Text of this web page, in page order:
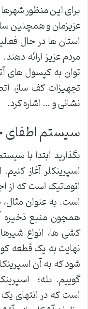
برای این منظور
عزیزمان و همچنین
استان ها در حال
مردم عزیز ارائه
توان به کپسول های
تجهیزات کف ساز،
نشانی و … اشاره کرد.
سیستم اطفای
بگذارید ابتدا با
اسپرینکلر آغاز
اتوماتیک است که
است. به عنوان
همچون منبع ذخیره
کشی ها، انواع
نهایت به یک قطعه
شود که به آن
گوییم. بله؛
است که در انتهای